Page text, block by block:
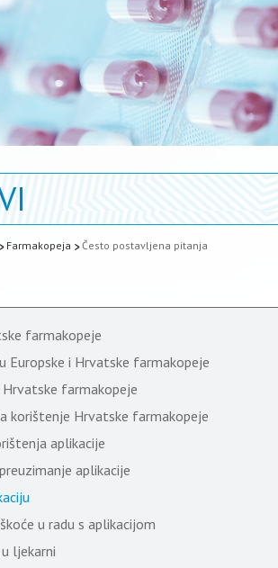
Farmakopeja Često postavljena pitanja
farmakopeje
Europske i Hrvatske farmakopeje
farmakopeje
korištenje Hrvatske farmakopeje
aplikacije
aplikacije
u radu s aplikacijom
ljekarni